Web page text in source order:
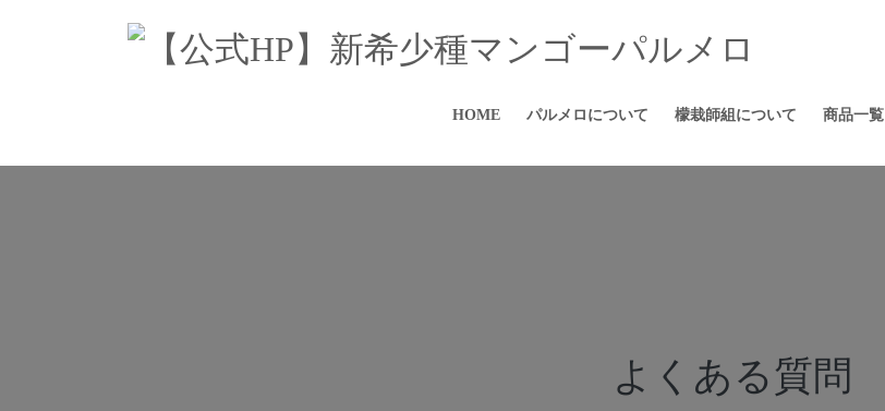
ス
ン
HOME パルメロについて 檬栽師組について 商品一覧
よくある質問